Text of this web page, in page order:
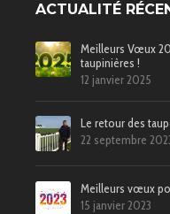
ACTUALITÉ
Meilleurs Vœux
taupinières !
12 janvier 2025
Le retour des
22 septembre
Meilleurs vœux
15 janvier 2023